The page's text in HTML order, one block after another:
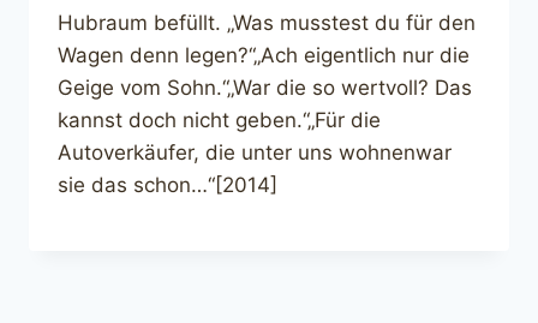
Hubraum befüllt. „Was musstest du für den
Wagen denn legen?“„Ach eigentlich nur die
Geige vom Sohn.“„War die so wertvoll? Das
kannst doch nicht geben.“„Für die
Autoverkäufer, die unter uns wohnenwar
sie das schon…“[2014]